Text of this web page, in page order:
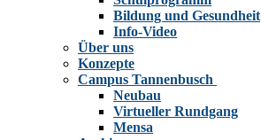
Bildung und Gesundheit
Info-Video
Über uns
Konzepte
Campus Tannenbusch
Neubau
Virtueller Rundgang
Mensa